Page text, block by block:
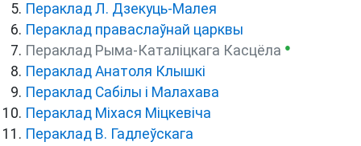
Пераклад Л. Дзекуць-Малея
Пераклад праваслаўнай царквы
Пераклад Рыма-Каталіцкага Касцёла ●
Пераклад Анатоля Клышкi
Пераклад Сабілы і Малахава
Пераклад Міхася Міцкевіча
Пераклад В. Гадлеўскага